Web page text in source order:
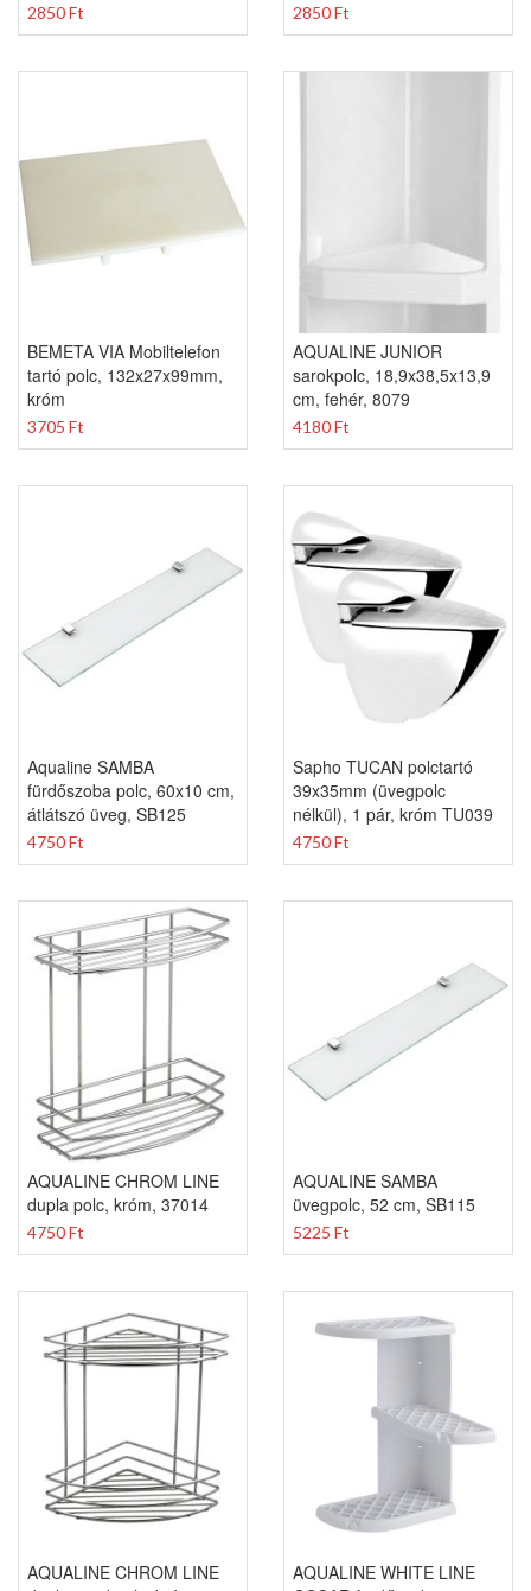
2850 Ft 2850 Ft
BEMETA VIA Mobiltelefon
tartó polc, 132x27x99mm,
króm
3705 Ft
AQUALINE JUNIOR
sarokpolc, 18,9x38,5x13,9
cm, fehér, 8079
4180 Ft
Aqualine SAMBA
fürdőszoba polc, 60x10 cm,
átlátszó üveg, SB125
4750 Ft
Sapho TUCAN polctartó
39x35mm (üvegpolc
nélkül), 1 pár, króm TU039
4750 Ft
AQUALINE CHROM LINE
dupla polc, króm, 37014
4750 Ft
AQUALINE SAMBA
üvegpolc, 52 cm, SB115
5225 Ft
AQUALINE CHROM LINE
AQUALINE WHITE LINE